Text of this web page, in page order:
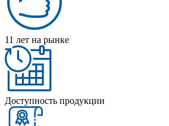
11 лет на рынке
Доступность продукции